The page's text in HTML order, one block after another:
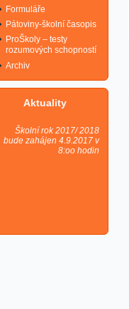
Formuláře
Pátoviny-školní časopis
ProŠkoly – testy
rozumových schopností
Archiv
Aktuality
Školní rok 2017/ 2018
bude zahájen 4.9.2017 v
8:oo hodin